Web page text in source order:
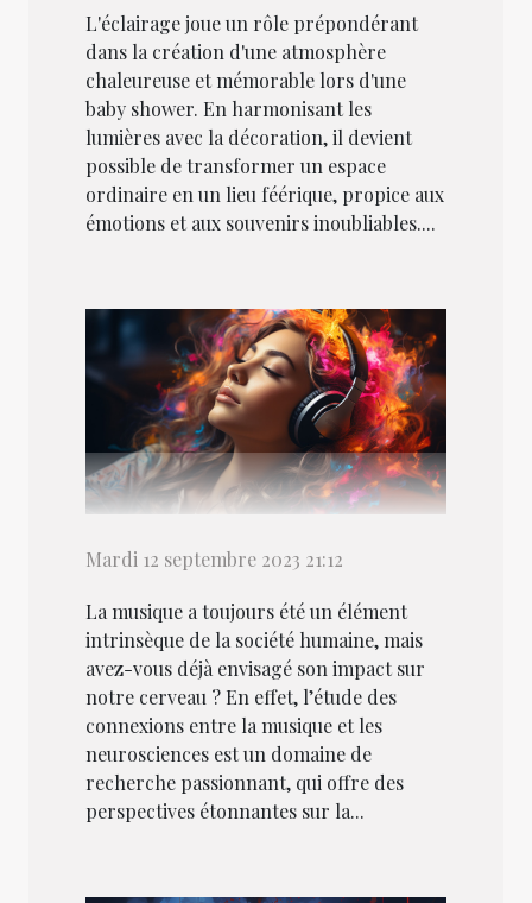
L'éclairage joue un rôle prépondérant
dans la création d'une atmosphère
chaleureuse et mémorable lors d'une
baby shower. En harmonisant les
lumières avec la décoration, il devient
possible de transformer un espace
ordinaire en un lieu féérique, propice aux
émotions et aux souvenirs inoubliables....
Mardi 12 septembre 2023 21:12
La musique a toujours été un élément
intrinsèque de la société humaine, mais
avez-vous déjà envisagé son impact sur
notre cerveau ? En effet, l’étude des
connexions entre la musique et les
neurosciences est un domaine de
recherche passionnant, qui offre des
perspectives étonnantes sur la...